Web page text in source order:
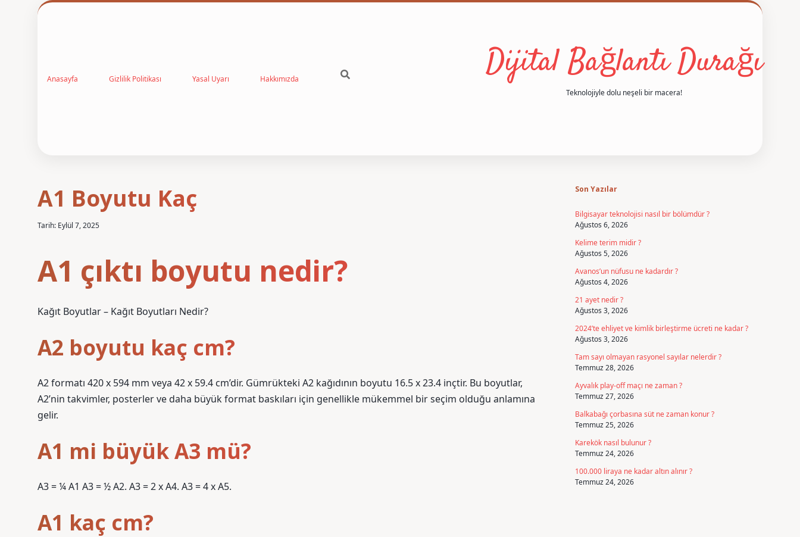
Anasayfa Gizlilik Politikası Yasal Uyarı Hakkımızda Dijital Bağlantı Durağı
Teknolojiyle dolu neşeli bir macera!
A1 Boyutu Kaç
Tarih: Eylül 7, 2025
A1 çıktı boyutu nedir?
Kağıt Boyutlar – Kağıt Boyutları Nedir?
A2 boyutu kaç cm?
A2 formatı 420 x 594 mm veya 42 x 59.4 cm’dir. Gümrükteki A2 kağıdının boyutu 16.5 x 23.4 inçtir. Bu boyutlar,
A2’nin takvimler, posterler ve daha büyük format baskıları için genellikle mükemmel bir seçim olduğu anlamına
gelir.
A1 mi büyük A3 mü?
A3 = ¼ A1 A3 = ½ A2. A3 = 2 x A4. A3 = 4 x A5.
A1 kaç cm?
Son Yazılar
Bilgisayar teknolojisi nasıl bir bölümdür ?
Ağustos 6, 2026
Kelime terim midir ?
Ağustos 5, 2026
Avanos’un nüfusu ne kadardır ?
Ağustos 4, 2026
21 ayet nedir ?
Ağustos 3, 2026
2024’te ehliyet ve kimlik birleştirme ücreti ne kadar ?
Ağustos 3, 2026
Tam sayı olmayan rasyonel sayılar nelerdir ?
Temmuz 28, 2026
Ayvalık play-off maçı ne zaman ?
Temmuz 27, 2026
Balkabağı çorbasına süt ne zaman konur ?
Temmuz 25, 2026
Karekök nasıl bulunur ?
Temmuz 24, 2026
100.000 liraya ne kadar altın alınır ?
Temmuz 24, 2026